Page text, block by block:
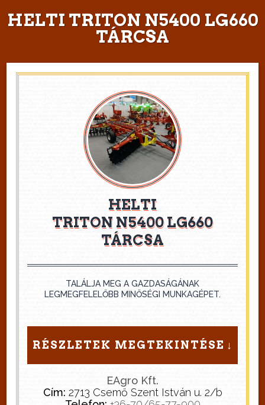
HELTI TRITON N5400 LG660
TÁRCSA
HELTI
TRITON N5400 LG660
TÁRCSA
TALÁLJA MEG A GAZDASÁGÁNAK
LEGMEGFELELŐBB MINŐSÉGI MUNKAGÉPET.
RÉSZLETEK MEGTEKINTÉSE
EAgro Kft.
Cím: 2713 Csemő Szent István u. 2/b